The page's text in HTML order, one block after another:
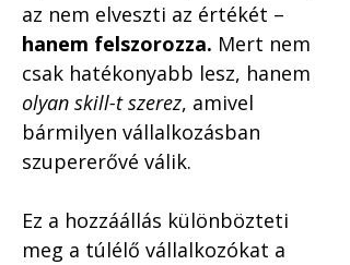
az nem elveszti az értékét –
hanem felszorozza. Mert nem
csak hatékonyabb lesz, hanem
olyan skill-t szerez, amivel
bármilyen vállalkozásban
szupererővé válik.
Ez a hozzáállás különbözteti
meg a túlélő vállalkozókat a